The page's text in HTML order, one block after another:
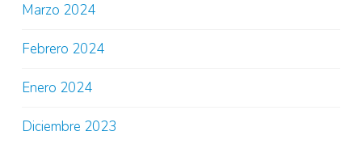
Marzo 2024
Febrero 2024
Enero 2024
Diciembre 2023